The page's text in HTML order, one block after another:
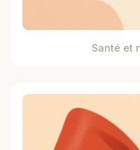
Santé et